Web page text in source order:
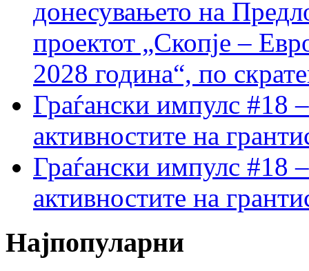
донесувањето на
проектот „Скопје –
2028 година“, по
Граѓански импулс #18
активностите на
Граѓански импулс #18
активностите на
Најпопуларни